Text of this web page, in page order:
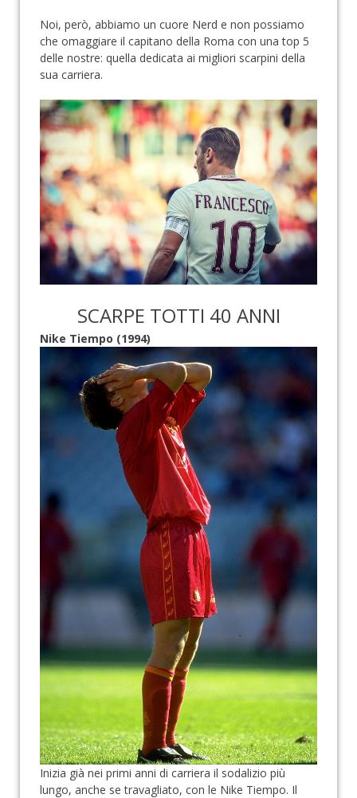
Noi, però, abbiamo un cuore Nerd e non possiamo
che omaggiare il capitano della Roma con una top 5
delle nostre: quella dedicata ai migliori scarpini della
sua carriera.
SCARPE TOTTI 40 ANNI
Nike Tiempo (1994)
Inizia già nei primi anni di carriera il sodalizio più
lungo, anche se travagliato, con le Nike Tiempo. Il